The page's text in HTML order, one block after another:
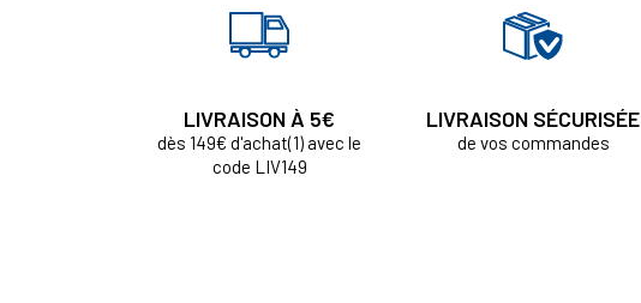
LIVRAISON À 5€
dès 149€ d'achat(1) avec le
code LIV149
LIVRAISON SÉCURISÉE
de vos commandes